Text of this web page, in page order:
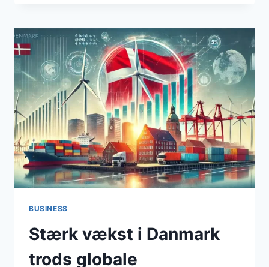
ET
GENNEMSNITLIGT
ÅR
BUSINESS
Stærk vækst i Danmark
trods globale